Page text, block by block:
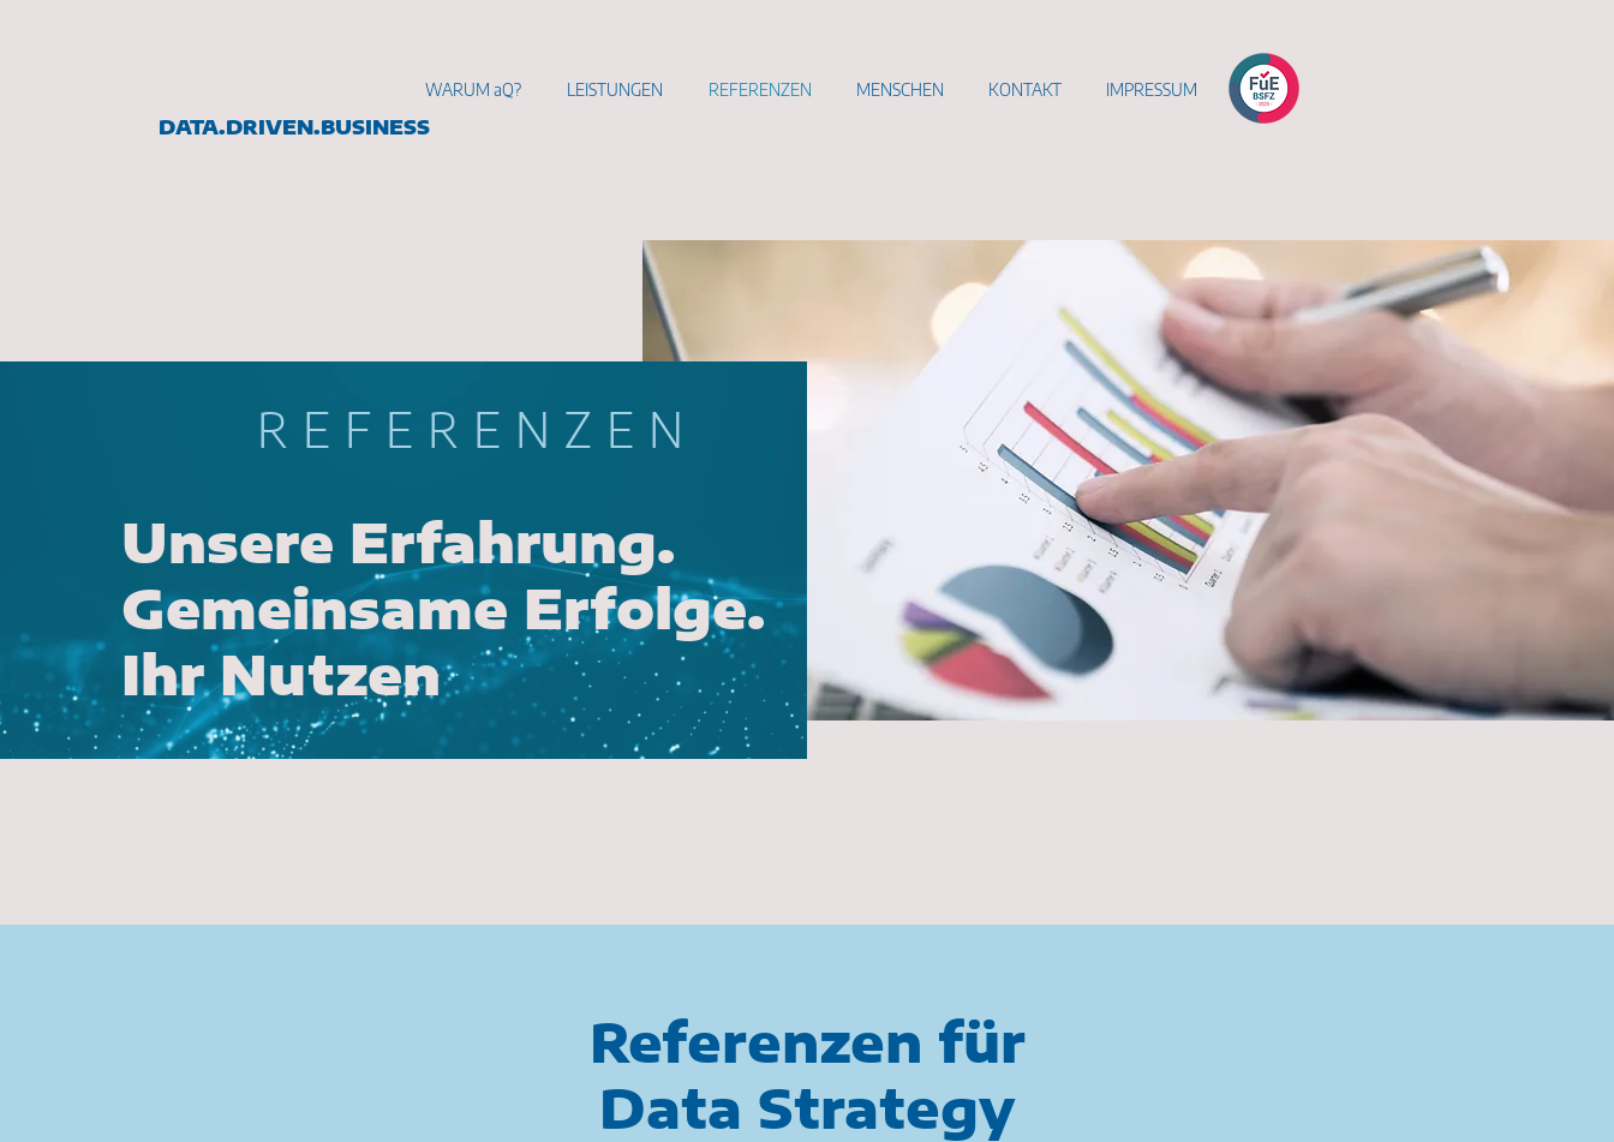
WARUM aQ? LEISTUNGEN REFERENZEN MENSCHEN KONTAKT IMPRESSUM
DATA.DRIVEN.BUSINESS
Ich bin ein
REFERENZEN
Unsere Erfahrung.
Gemeinsame Erfolge.
Ihr Nutzen
Referenzen für
Data Strategy